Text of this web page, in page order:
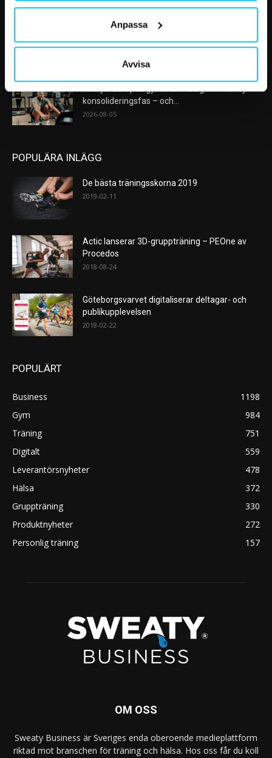
Anpassa
Avvisa
AI kommer aldrig kunna ersätta en frukost
efter träningspasset
konsolideringsfas – och...
2026-08-05
POPULÄRA INLÄGG
De bästa träningsskorna 2019
2019-02-11
Actic lanserar 3D-gruppträning – PEOne av
Procedos
2018-08-24
Göteborgsvarvet digitaliserar deltagar- och
publikupplevelsen
2018-02-22
POPULÄRT
Business
1198
Gym
984
Träning
751
Digitalt
559
Leverantörsnyheter
478
Hälsa
372
Gruppträning
330
Produktnyheter
272
Personlig träning
157
OM OSS
Sweaty Business är Sveriges enda oberoende medieplattform
riktad mot branschen för träning och hälsa. Hos oss får du koll